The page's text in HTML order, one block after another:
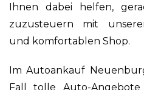
Ihnen dabei helfen,
zuzusteuern mit
und komfortablen Shop.
Im Autoankauf
Fall tolle Auto-